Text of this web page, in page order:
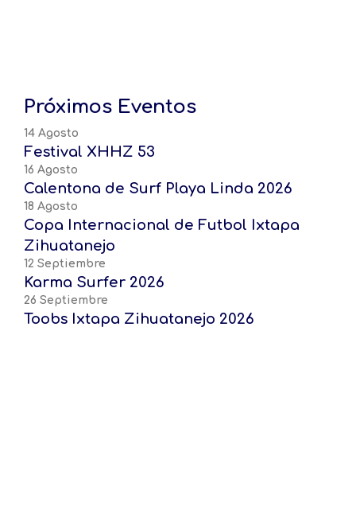
Próximos Eventos
14 Agosto
Festival XHHZ 53
16 Agosto
Calentona de Surf Playa Linda 2026
18 Agosto
Copa Internacional de Futbol Ixtapa
Zihuatanejo
12 Septiembre
Karma Surfer 2026
26 Septiembre
Toobs Ixtapa Zihuatanejo 2026